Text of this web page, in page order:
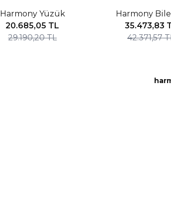
Harmony Yüzük
20.685,05 TL
29.190,20TL
YeniHarmony
35.473,83
42.371,57